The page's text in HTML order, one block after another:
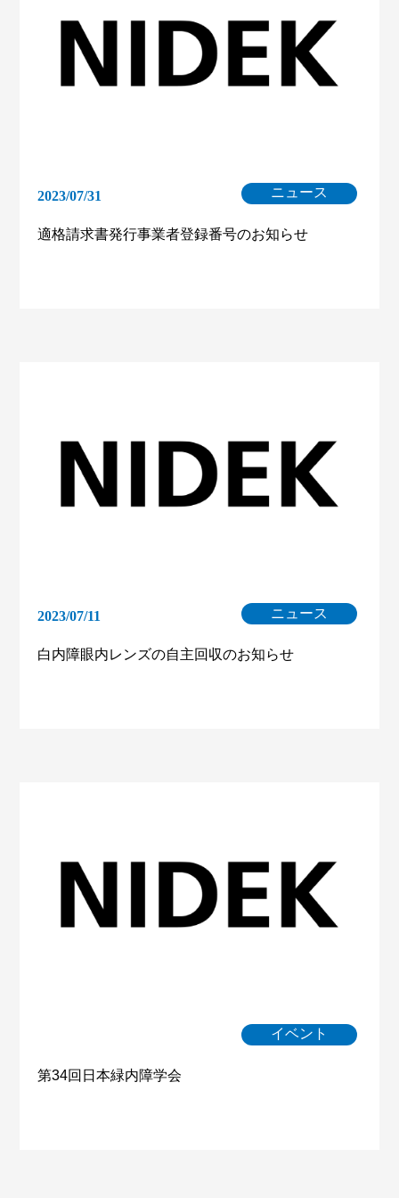
2023/07/31 ニュース
適格請求書発行事業者登録番号のお知らせ
2023/07/11 ニュース
白内障眼内レンズの自主回収のお知らせ
イベント
第34回日本緑内障学会